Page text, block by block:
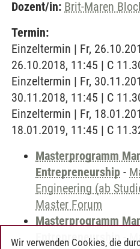
Dozent/in: Brit-Maren
Termin:
Einzeltermin | Fr,
26.10.2018, 11:45 | C
Einzeltermin | Fr,
30.11.2018, 11:45 | C
Einzeltermin | Fr,
18.01.2019, 11:45 | C
Masterprogramm
Entrepreneurship -
Engineering (ab
Master Forum
Masterprogramm
Entrepreneurship -
Wir verwenden Cookies, die